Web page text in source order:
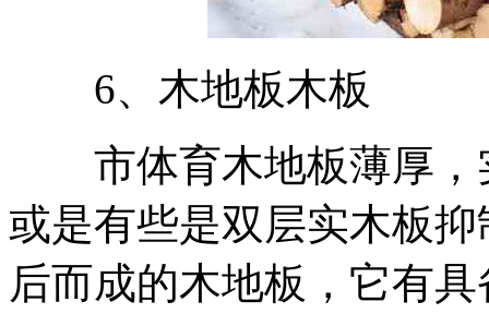
6、木地板木板
市体育木地板薄厚，
或是有些是双层实木板
后而成的木地板，它有